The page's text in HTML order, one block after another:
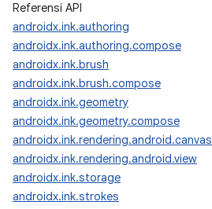
Referensi API
androidx.ink.authoring
androidx.ink.authoring.compose
androidx.ink.brush
androidx.ink.brush.compose
androidx.ink.geometry
androidx.ink.geometry.compose
androidx.ink.rendering.android.canvas
androidx.ink.rendering.android.view
androidx.ink.storage
androidx.ink.strokes